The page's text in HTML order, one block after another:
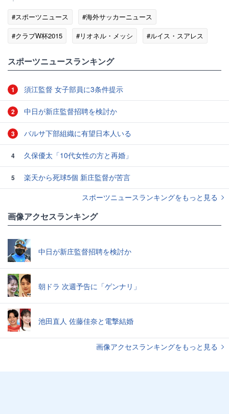
#スポーツニュース
#海外サッカーニュース
#クラブW杯2015
#リオネル・メッシ
#ルイス・スアレス
スポーツニュースランキング
1 須江監督 女子部員に3条件提示
2 中日が新庄監督招聘を検討か
3 バルサ下部組織に有望日本人いる
4 久保優太「10代女性の方と再婚」
5
楽天から死球5個 新庄監督が苦言
スポーツニュースランキングをもっと見る
画像アクセスランキング
中日が新庄監督招聘を検討か
朝ドラ 次週予告に「ゲンナリ」
池田直人 佐藤佳奈と電撃結婚
画像アクセスランキングをもっと見る